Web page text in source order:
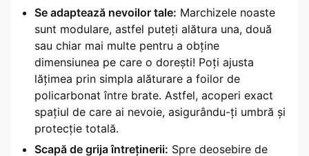
Se adaptează nevoilor tale: Marchizele noaste
sunt modulare, astfel puteți alătura una, două
sau chiar mai multe pentru a obține
dimensiunea pe care o dorești! Poți ajusta
lățimea prin simpla alăturare a foilor de
policarbonat între brate. Astfel, acoperi exact
spațiul de care ai nevoie, asigurându-ți umbră și
protecție totală.
Scapă de grija întreținerii: Spre deosebire de